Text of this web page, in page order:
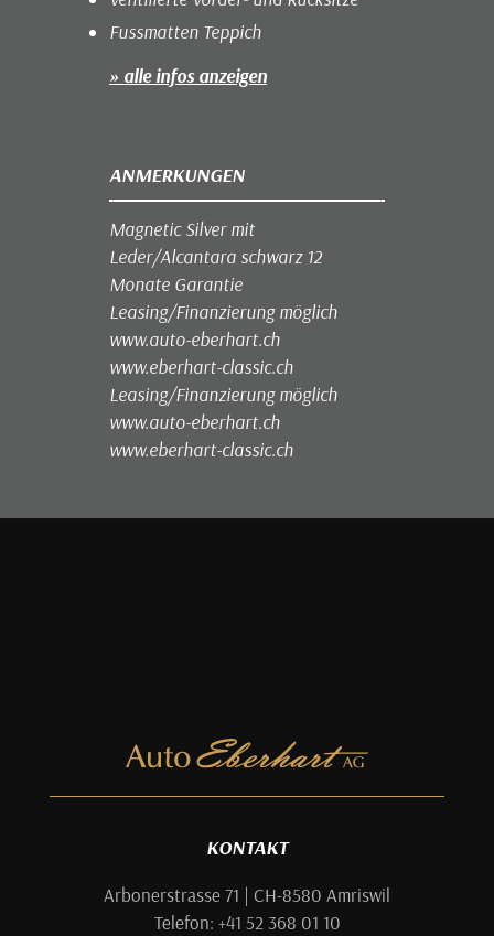
Fussmatten Teppich
» alle infos anzeigen
ANMERKUNGEN
Magnetic Silver mit
Leder/Alcantara schwarz 12
Monate Garantie
Leasing/Finanzierung möglich
www.auto-eberhart.ch
www.eberhart-classic.ch
Leasing/Finanzierung möglich
www.auto-eberhart.ch
www.eberhart-classic.ch
KONTAKT
Arbonerstrasse 71 | CH-8580 Amriswil
Telefon: +41 52 368 01 10